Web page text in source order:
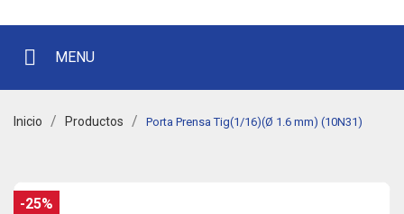
MENU
Inicio Productos Porta Prensa Tig(1/16)(Ø 1.6 mm) (10N31)
-25%